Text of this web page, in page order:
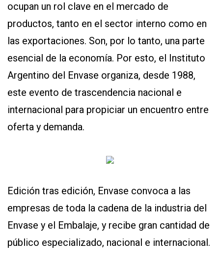
ocupan un rol clave en el mercado de
productos, tanto en el sector interno como en
las exportaciones. Son, por lo tanto, una parte
esencial de la economía. Por esto, el Instituto
Argentino del Envase organiza, desde 1988,
este evento de trascendencia nacional e
internacional para propiciar un encuentro entre
oferta y demanda.
Edición tras edición, Envase convoca a las
empresas de toda la cadena de la industria del
Envase y el Embalaje, y recibe gran cantidad de
público especializado, nacional e internacional.